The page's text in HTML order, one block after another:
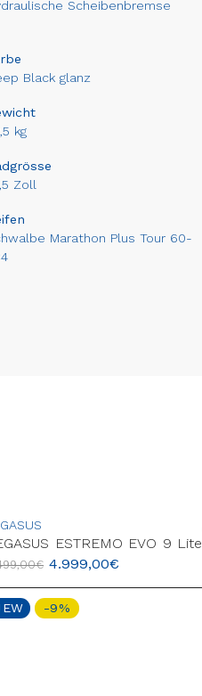
Scheibenbremse
Black glanz
kg
Zoll
Marathon Plus Tour 60-
ESTREMO EVO 9 Lite
€ 4.999,00€
-9%